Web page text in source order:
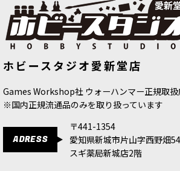
ホビースタジオ愛新堂店
Games Workshop社 ウォーハンマー正規取
※国内正規流通品のみを取り扱っています
ADRESS
〒441-1354
愛知県新城市片山字西野畑
スギ薬局新城店2階